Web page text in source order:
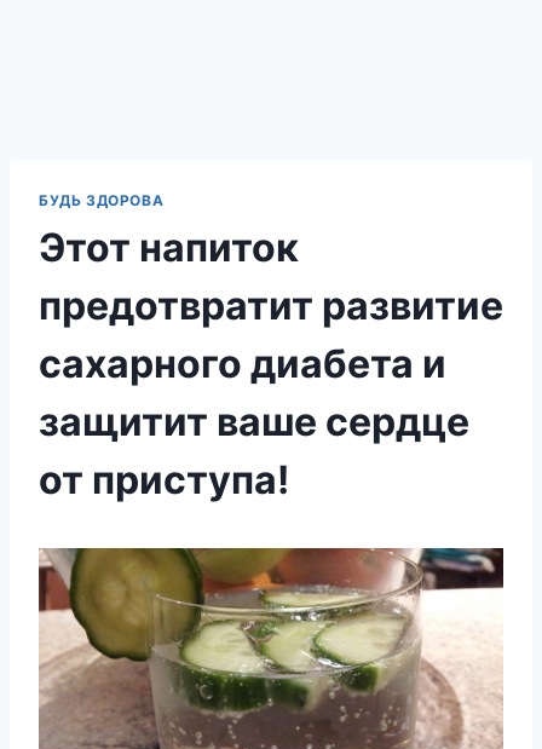
БУДЬ ЗДОРОВА
Этот напиток
предотвратит развитие
сахарного диабета и
защитит ваше сердце
от приступа!